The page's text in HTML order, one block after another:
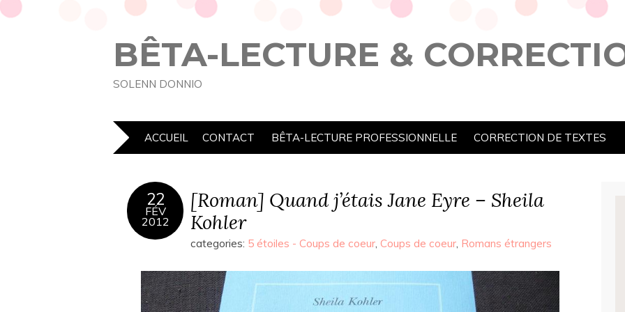
BÊTA-LECTURE &
SOLENN DONNIO
ACCUEIL CONTACT BÊTA-LECTURE PROFESSIONNELLE CORRECTION DE TEXTES
22
FÉV
2012
[Roman] Quand j’étais Jane Eyre – Sheila
Kohler
categories: 5 étoiles - Coups de coeur, Coups de coeur, Romans étrangers